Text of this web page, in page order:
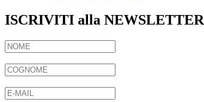
ISCRIVITI alla NEWSLETTER